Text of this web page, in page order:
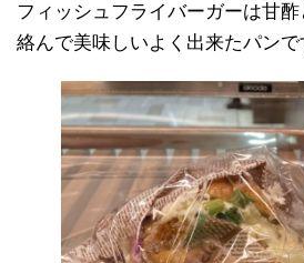
フィッシュフライバーガーは甘
絡んで美味しいよく出来たパンで